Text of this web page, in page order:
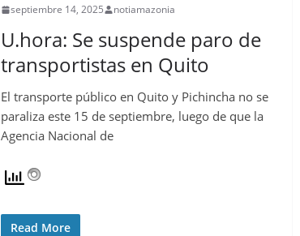
septiembre 14, 2025 notiamazonia
U.hora: Se suspende paro de
transportistas en Quito
El transporte público en Quito y Pichincha no se
paraliza este 15 de septiembre, luego de que la
Agencia Nacional de
Read More